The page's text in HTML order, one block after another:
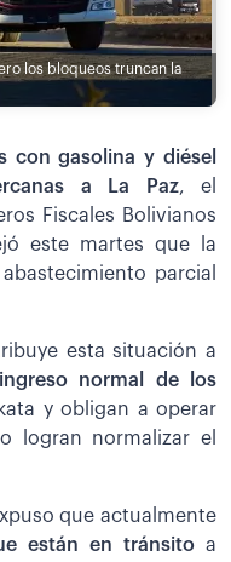
los bloqueos truncan la
con gasolina y diésel
a La Paz, el
Fiscales Bolivianos
este martes que la
parcial
esta situación a
normal de los
y obligan a operar
logran normalizar el
que actualmente
están en tránsito a